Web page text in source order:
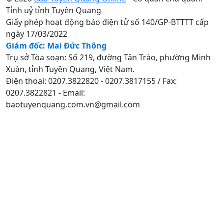
Tỉnh uỷ tỉnh Tuyên Quang
Giấy phép hoạt động báo điện tử số 140/GP-BTTTT cấp
ngày 17/03/2022
Giám đốc: Mai Đức Thông
Trụ sở Tòa soạn: Số 219, đường Tân Trào, phường Minh
Xuân, tỉnh Tuyên Quang, Việt Nam.
Điện thoại: 0207.3822820 - 0207.3817155 / Fax:
0207.3822821 - Email:
baotuyenquang.com.vn@gmail.com